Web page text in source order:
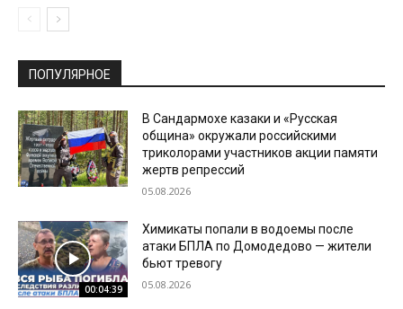
ПОПУЛЯРНОЕ
В Сандармохе казаки и «Русская
община» окружали российскими
триколорами участников акции памяти
жертв репрессий
05.08.2026
00:04:39
Химикаты попали в водоемы после
атаки БПЛА по Домодедово — жители
бьют тревогу
05.08.2026